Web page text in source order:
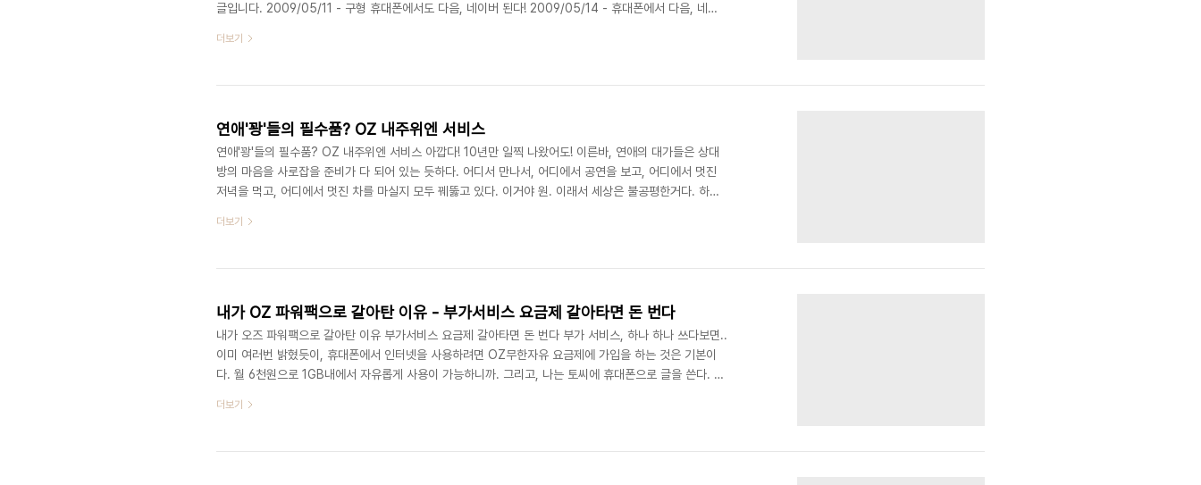
글입니다. 2009/05/11 - 구형 휴대폰에서도 다음, 네이버 된다! 2009/05/14 - 휴대폰에서 다음, 네이
이제 휴대폰 인터넷은 거의 90% 정도는 마스터 한 셈이다. 가장 어려운 것이 로그인이다. Daum의 경우
켜 놓으면 1달 정도는 계속 유지된다. 단.. 휴대폰 분실시 일어날 피..
더보기
연애'꽝'들의 필수품? OZ 내주위엔 서비스
연애'꽝'들의 필수품? OZ 내주위엔 서비스 아깝다! 10년만 일찍 나왔어도! 이른바, 연애의 대가들은 상대
방의 마음을 사로잡을 준비가 다 되어 있는 듯하다. 어디서 만나서, 어디에서 공연을 보고, 어디에서 멋진
저녁을 먹고, 어디에서 멋진 차를 마실지 모두 꿰뚫고 있다. 이거야 원. 이래서 세상은 불공평한거다. 하지
모르고, 영화 보고 난 다음에 어디서 밥먹을지 정하기 위해서 수십분을 헤매고 다니다가, 아무데나 들어가
기 일쑤다. 그런데, Daum과 LG텔레콤이 같이 손잡고서 선보인 서비..
더보기
내가 OZ 파워팩으로 갈아탄 이유 - 부가서비스 요금제 갈아타면 돈 번다
내가 오즈 파워팩으로 갈아탄 이유 부가서비스 요금제 갈아타면 돈 번다 부가 서비스, 하나 하나 쓰다보면..
이미 여러번 밝혔듯이, 휴대폰에서 인터넷을 사용하려면 OZ무한자유 요금제에 가입을 하는 것은 기본이
다. 월 6천원으로 1GB내에서 자유롭게 사용이 가능하니까. 그리고, 나는 토씨에 휴대폰으로 글을 쓴다. 무
#7055로 날리면 바로 내 토씨(http://hangulo.tossi.com)에 글과 사진이 올라간다. 사실, USB케이
자는 1건에 몇백원이다. 그래서 또 가입한 것이... 어떤 종류의 문자..
더보기